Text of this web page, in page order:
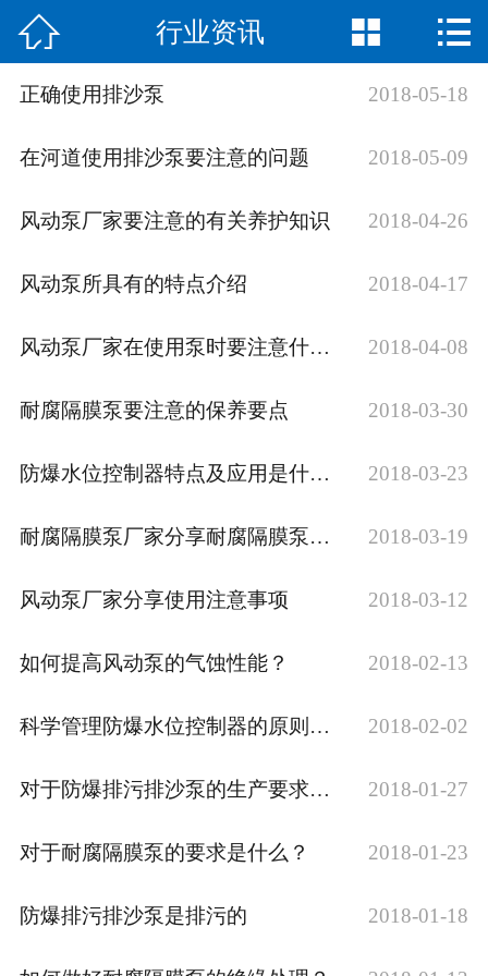
网站首页
联系我们
 行业资讯  
正确使用排沙泵 2018-05-18
在河道使用排沙泵要注意的问题 2018-05-09
风动泵厂家要注意的有关养护知识 2018-04-26
风动泵所具有的特点介绍 2018-04-17
风动泵厂家在使用泵时要注意什么？ 2018-04-08
耐腐隔膜泵要注意的保养要点 2018-03-30
防爆水位控制器特点及应用是什么？ 2018-03-23
耐腐隔膜泵厂家分享耐腐隔膜泵工作原理 2018-03-19
风动泵厂家分享使用注意事项 2018-03-12
如何提高风动泵的气蚀性能？ 2018-02-13
科学管理防爆水位控制器的原则是什么？ 2018-02-02
对于防爆排污排沙泵的生产要求是什么？ 2018-01-27
对于耐腐隔膜泵的要求是什么？ 2018-01-23
防爆排污排沙泵是排污的 2018-01-18